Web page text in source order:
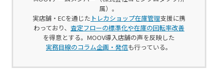
属）。
実店舗・ECを通じた トレカショップ在庫管理支援に携
わっており、 査定フローの標準化や在庫の回転率改善
を得意とする。MOOV導入店舗の声を反映した
実務目線のコラム企画・発信も行っている。